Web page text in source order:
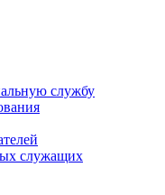
службу
служащих